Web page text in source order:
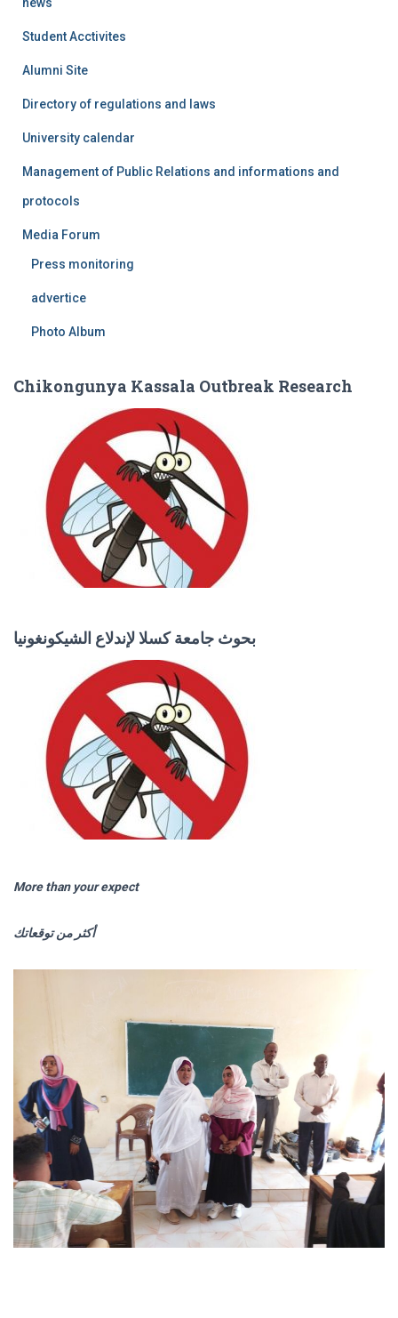
Student Acctivites
Alumni Site
Directory of regulations and laws
University calendar
Management of Public Relations and informations and
protocols
Media Forum
Press monitoring
advertice
Photo Album
Chikongunya Kassala Outbreak Research
بحوث جامعة كسلا لإندلاع الشيكونغونيا
More than your expect
أكثر من توقعاتك